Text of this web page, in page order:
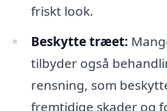
friskt look.
Beskytte træet:
tilbyder også
rensning, som
fremtidige skader og